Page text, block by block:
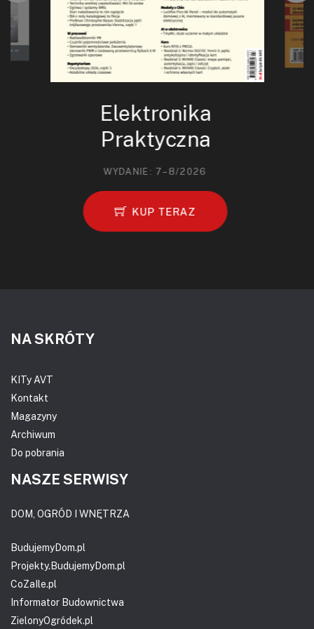
Elektronika
Praktyczna
WYDANIE: 7–8/2026
KUP TERAZ
NA SKRÓTY
KITy AVT
Kontakt
Magazyny
Archiwum
Do pobrania
NASZE SERWISY
DOM, OGRÓD I WNĘTRZA
BudujemyDom.pl
Projekty.BudujemyDom.pl
CoZaIle.pl
Informator Budownictwa
ZielonyOgródek.pl